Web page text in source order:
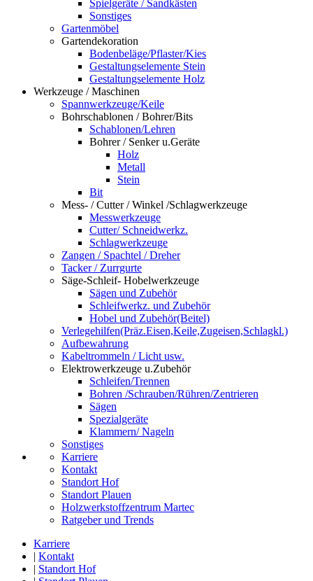
Spielgeräte / Sandkästen
Sonstiges
Gartenmöbel
Gartendekoration
Bodenbeläge/Pflaster/Kies
Gestaltungselemente Stein
Gestaltungselemente Holz
Werkzeuge / Maschinen
Spannwerkzeuge/Keile
Bohrschablonen / Bohrer/Bits
Schablonen/Lehren
Bohrer / Senker u.Geräte
Holz
Metall
Stein
Bit
Mess- / Cutter / Winkel /Schlagwerkzeuge
Messwerkzeuge
Cutter/ Schneidwerkz.
Schlagwerkzeuge
Zangen / Spachtel / Dreher
Tacker / Zurrgurte
Säge-Schleif- Hobelwerkzeuge
Sägen und Zubehör
Schleifwerkz. und Zubehör
Hobel und Zubehör(Beitel)
Verlegehilfen(Präz.Eisen,Keile,Zugeisen,Schlagkl.)
Aufbewahrung
Kabeltrommeln / Licht usw.
Elektrowerkzeuge u.Zubehör
Schleifen/Trennen
Bohren /Schrauben/Rühren/Zentrieren
Sägen
Spezialgeräte
Klammern/ Nageln
Sonstiges
Karriere
Kontakt
Standort Hof
Standort Plauen
Holzwerkstoffzentrum Martec
Ratgeber und Trends
Karriere
| Kontakt
| Standort Hof